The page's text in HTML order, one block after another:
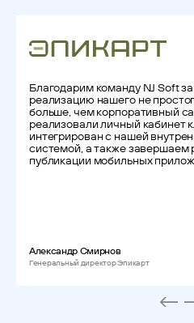
Благодарим команду NJ Soft
реализацию нашего не
больше, чем корпоративный
реализовали личный кабинет
интегрирован с нашей
системой, а также завершаем
публикации мобильных
Александр Смирнов
Генеральный директор Эпикарт